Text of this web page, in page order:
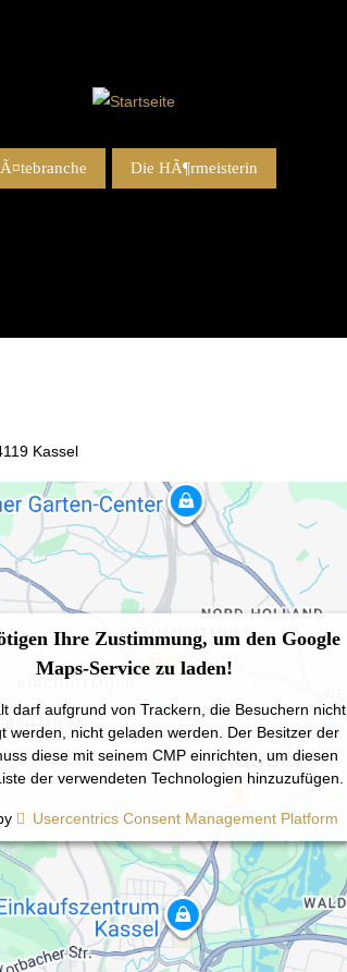
Die HÃ¶rmeisterin
Kassel
Ihre Zustimmung, um den Google
Maps-Service zu laden!
darf aufgrund von Trackern, die Besuchern nicht
werden, nicht geladen werden. Der Besitzer der
diese mit seinem CMP einrichten, um diesen
der verwendeten Technologien hinzuzufügen.
Usercentrics Consent Management Platform